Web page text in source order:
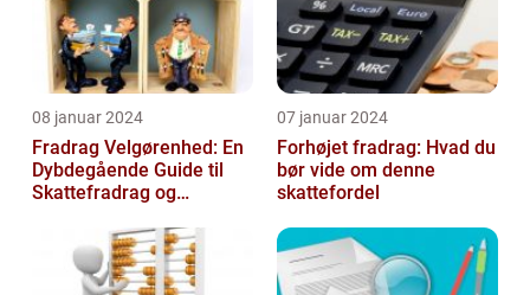
08 januar 2024
Fradrag Velgørenhed: En
Dybdegående Guide til
Skattefradrag og
07 januar 2024
Forhøjet fradrag: Hvad du
bør vide om denne
skattefordel